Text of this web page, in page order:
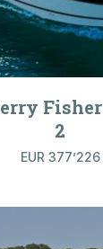
2
EUR 377’226